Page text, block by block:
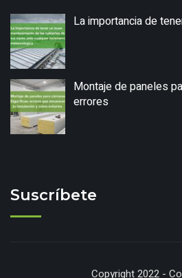
La importancia de
Montaje de paneles
errores
Suscríbete
Copyright 2022 -